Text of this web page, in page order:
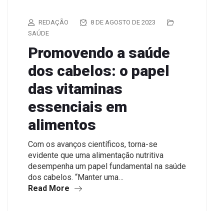
REDAÇÃO
8 DE AGOSTO DE 2023
SAÚDE
Promovendo a saúde
dos cabelos: o papel
das vitaminas
essenciais em
alimentos
Com os avanços científicos, torna-se
evidente que uma alimentação nutritiva
desempenha um papel fundamental na saúde
dos cabelos. “Manter uma…
Read More